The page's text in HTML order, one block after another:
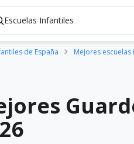
de España Mejores